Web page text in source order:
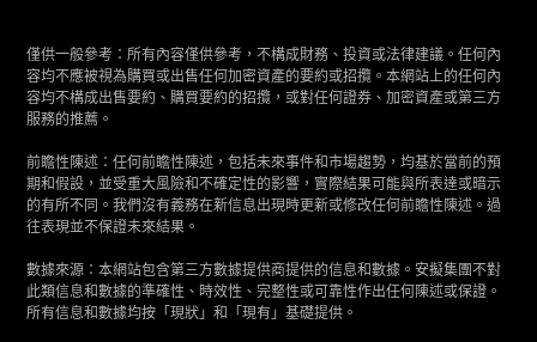
僅供一般參考：所有內容僅供參考，不構成財務、投資或法律建議。任何內
容均不應被視為購買或出售任何加密資產的要約或招攬。本網站上的任何內
容均不構成出售要約、購買要約的招攬，或對任何證券、加密資產或第三方
服務的推薦。
前瞻性陳述：任何前瞻性陳述，包括未來事件和市場趨勢，均基於當前的預
期和假設，並受重大風險和不確定性的影響，實際結果可能與所表達或暗示
的有所不同。我們沒有義務在新信息出現時更新或修改任何前瞻性陳述。過
往表現並不保證未來結果。
數據來源：本網站包含第三方數據提供商提供的信息和數據。安擬集團不對
此類信息和數據的準確性、時效性、完整性或可靠性作出任何陳述或保證。
所有信息和數據均按「現狀」和「現有」基礎提供。